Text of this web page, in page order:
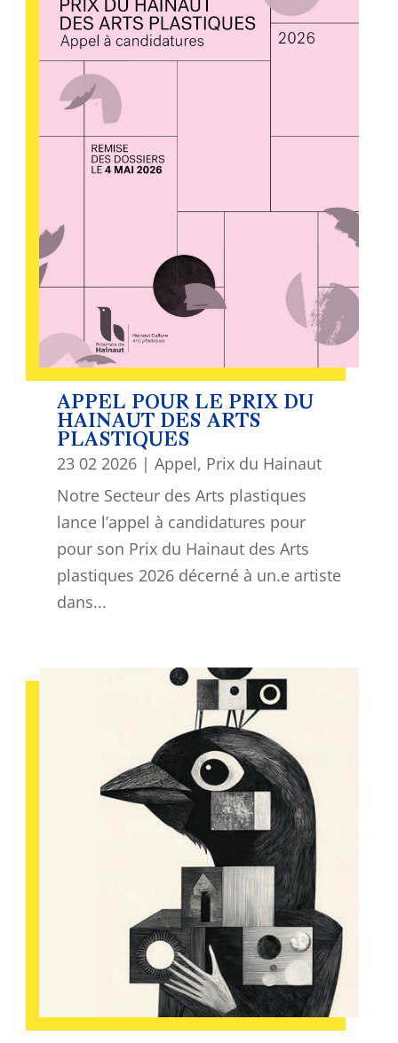
APPEL POUR LE PRIX DU
HAINAUT DES ARTS
PLASTIQUES
23 02 2026| Appel, Prix du Hainaut
Notre Secteur des Arts plastiques
lance l’appel à candidatures pour
pour son Prix du Hainaut des Arts
plastiques 2026 décerné à un.e artiste
dans...